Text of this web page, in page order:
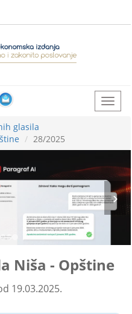
glasila
28/2025
Niša - Opštine
19.03.2025.